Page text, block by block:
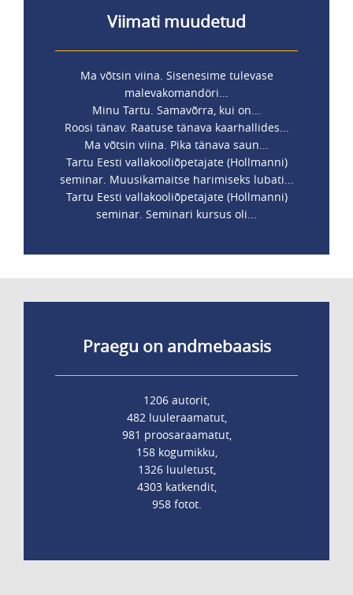
Viimati muudetud
Ma võtsin viina. Sisenesime tulevase
malevakomandöri...
Minu Tartu. Samavõrra, kui on...
Roosi tänav. Raatuse tänava kaarhallides...
Ma võtsin viina. Pika tänava saun...
Tartu Eesti vallakooliõpetajate (Hollmanni)
seminar. Muusikamaitse harimiseks lubati...
Tartu Eesti vallakooliõpetajate (Hollmanni)
seminar. Seminari kursus oli...
Praegu on andmebaasis
1206 autorit,
482 luuleraamatut,
981 proosaraamatut,
158 kogumikku,
1326 luuletust,
4303 katkendit,
958 fotot.